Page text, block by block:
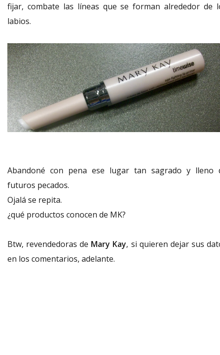
fijar, combate las líneas que se forman alrededor de
labios.
Abandoné con pena ese lugar tan sagrado y lleno
futuros pecados.
Ojalá se repita.
¿qué productos conocen de MK?
Btw, revendedoras de Mary Kay, si quieren dejar sus
en los comentarios, adelante.